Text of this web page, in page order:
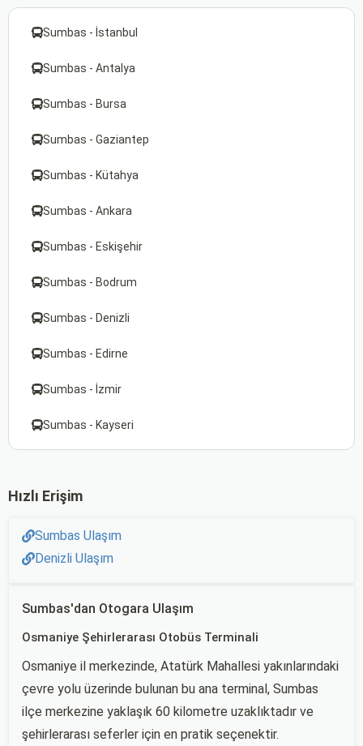
Sumbas - İstanbul
Sumbas - Antalya
Sumbas - Bursa
Sumbas - Gaziantep
Sumbas - Kütahya
Sumbas - Ankara
Sumbas - Eskişehir
Sumbas - Bodrum
Sumbas - Denizli
Sumbas - Edirne
Sumbas - İzmir
Sumbas - Kayseri
Hızlı Erişim
Sumbas Ulaşım
Denizli Ulaşım
Sumbas'dan Otogara Ulaşım
Osmaniye Şehirlerarası Otobüs Terminali
Osmaniye il merkezinde, Atatürk Mahallesi yakınlarındaki
çevre yolu üzerinde bulunan bu ana terminal, Sumbas
ilçe merkezine yaklaşık 60 kilometre uzaklıktadır ve
şehirlerarası seferler için en pratik seçenektir.